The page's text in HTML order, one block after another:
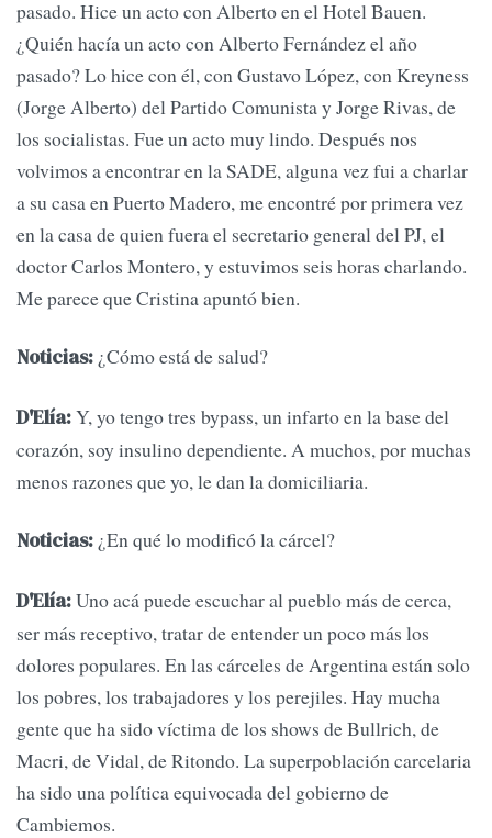
pasado. Hice un acto con Alberto en el Hotel Bauen.
¿Quién hacía un acto con Alberto Fernández el año
pasado? Lo hice con él, con Gustavo López, con Kreyness
(Jorge Alberto) del Partido Comunista y Jorge Rivas, de
los socialistas. Fue un acto muy lindo. Después nos
volvimos a encontrar en la SADE, alguna vez fui a charlar
a su casa en Puerto Madero, me encontré por primera vez
en la casa de quien fuera el secretario general del PJ, el
doctor Carlos Montero, y estuvimos seis horas charlando.
Me parece que Cristina apuntó bien.
Noticias: ¿Cómo está de salud?
D'Elía:Y, yo tengo tres bypass, un infarto en la base del
corazón, soy insulino dependiente. A muchos, por muchas
menos razones que yo, le dan la domiciliaria.
Noticias: ¿En qué lo modificó la cárcel?
D'Elía:Uno acá puede escuchar al pueblo más de cerca,
ser más receptivo, tratar de entender un poco más los
dolores populares. En las cárceles de Argentina están solo
los pobres, los trabajadores y los perejiles. Hay mucha
gente que ha sido víctima de los shows de Bullrich, de
Macri, de Vidal, de Ritondo. La superpoblación carcelaria
ha sido una política equivocada del gobierno de
Cambiemos.